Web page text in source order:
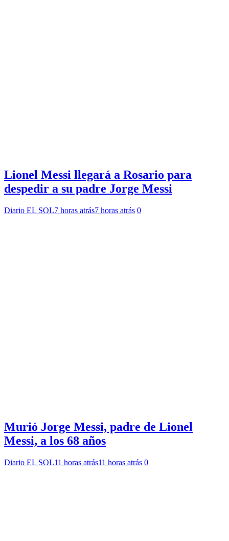
Lionel Messi llegará a Rosario para
despedir a su padre Jorge Messi
Diario EL SOL7 horas atrás7 horas atrás 0
Murió Jorge Messi, padre de Lionel
Messi, a los 68 años
Diario EL SOL11 horas atrás11 horas atrás 0